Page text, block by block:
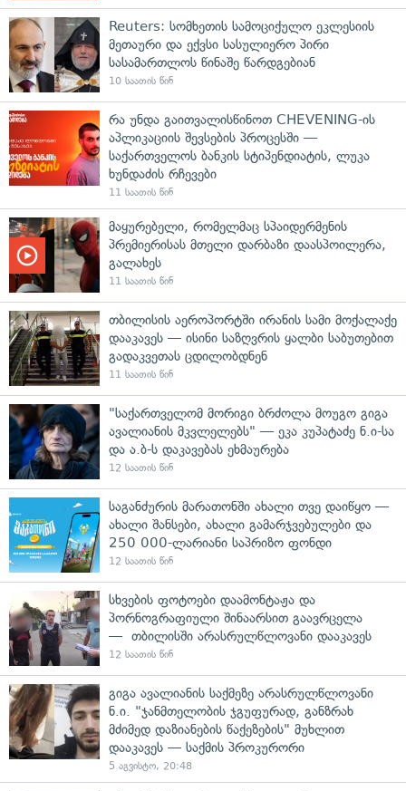
Reuters: სომხეთის სამოციქულო ეკლესიის
მეთაური და ექვსი სასულიერო პირი
სასამართლოს წინაშე წარდგებიან
10 საათის წინ
რა უნდა გაითვალისწინოთ CHEVENING-ის
აპლიკაციის შევსების პროცესში —
საქართველოს ბანკის სტიპენდიატის, ლუკა
ხუნდაძის რჩევები
11 საათის წინ
მაყურებელი, რომელმაც სპაიდერმენის
პრემიერისას მთელი დარბაზი დაასპოილერა,
გალახეს
11 საათის წინ
თბილისის აეროპორტში ირანის სამი მოქალაქე
დააკავეს — ისინი საზღვრის ყალბი საბუთებით
გადაკვეთას ცდილობდნენ
11 საათის წინ
"საქართველომ მორიგი ბრძოლა მოუგო გიგა
ავალიანის მკვლელებს" — ეკა კუპატაძე ნ.ი-სა
და ა.ბ-ს დაკავებას ეხმაურება
12 საათის წინ
საგანძურის მარათონში ახალი თვე დაიწყო —
ახალი შანსები, ახალი გამარჯვებულები და
250 000-ლარიანი საპრიზო ფონდი
12 საათის წინ
სხვების ფოტოები დაამონტაჟა და
პორნოგრაფიული შინაარსით გაავრცელა
— თბილისში არასრულწლოვანი დააკავეს
12 საათის წინ
გიგა ავალიანის საქმეზე არასრულწლოვანი
ნ.ი. "ჯანმთელობის ჯგუფურად, განზრახ
მძიმედ დაზიანების წაქეზების" მუხლით
დააკავეს — საქმის პროკურორი
5 აგვისტო, 20:48